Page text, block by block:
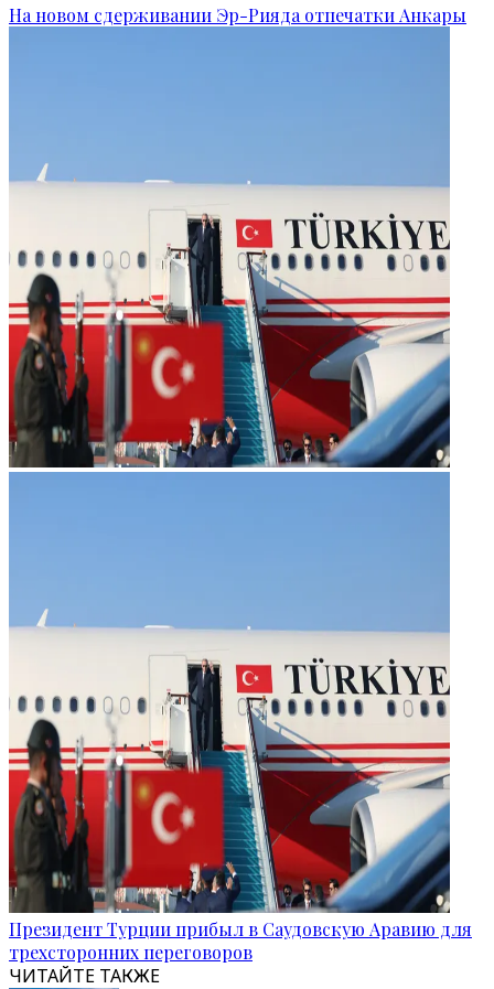
На новом сдерживании Эр-Рияда отпечатки Анкары
Президент Турции прибыл в Саудовскую Аравию для
трехсторонних переговоров
ЧИТАЙТЕ ТАКЖЕ